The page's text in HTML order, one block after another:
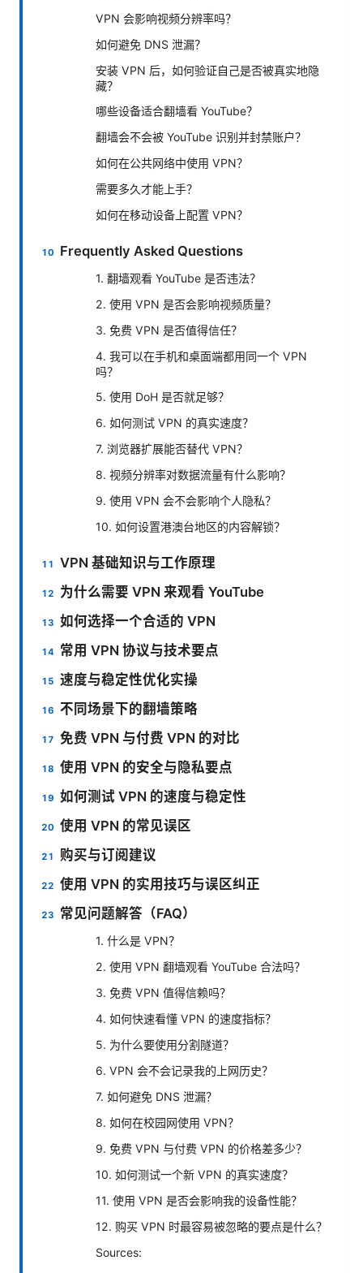
VPN 会影响视频分辨率吗？
如何避免 DNS 泄漏？
安装 VPN 后，如何验证自己是否被真实地隐
藏？
哪些设备适合翻墙看 YouTube？
翻墙会不会被 YouTube 识别并封禁账户？
如何在公共网络中使用 VPN？
需要多久才能上手？
如何在移动设备上配置 VPN？
Frequently Asked Questions
1. 翻墙观看 YouTube 是否违法？
2. 使用 VPN 是否会影响视频质量？
3. 免费 VPN 是否值得信任？
4. 我可以在手机和桌面端都用同一个 VPN
吗？
5. 使用 DoH 是否就足够？
6. 如何测试 VPN 的真实速度？
7. 浏览器扩展能否替代 VPN？
8. 视频分辨率对数据流量有什么影响？
9. 使用 VPN 会不会影响个人隐私？
10. 如何设置港澳台地区的内容解锁？
VPN 基础知识与工作原理
为什么需要 VPN 来观看 YouTube
如何选择一个合适的 VPN
常用 VPN 协议与技术要点
速度与稳定性优化实操
不同场景下的翻墙策略
免费 VPN 与付费 VPN 的对比
使用 VPN 的安全与隐私要点
如何测试 VPN 的速度与稳定性
使用 VPN 的常见误区
购买与订阅建议
使用 VPN 的实用技巧与误区纠正
常见问题解答（FAQ）
1. 什么是 VPN？
2. 使用 VPN 翻墙观看 YouTube 合法吗？
3. 免费 VPN 值得信赖吗？
4. 如何快速看懂 VPN 的速度指标？
5. 为什么要使用分割隧道？
6. VPN 会不会记录我的上网历史？
7. 如何避免 DNS 泄漏？
8. 如何在校园网使用 VPN？
9. 免费 VPN 与付费 VPN 的价格差多少？
10. 如何测试一个新 VPN 的真实速度？
11. 使用 VPN 是否会影响我的设备性能？
12. 购买 VPN 时最容易被忽略的要点是什么？
Sources: